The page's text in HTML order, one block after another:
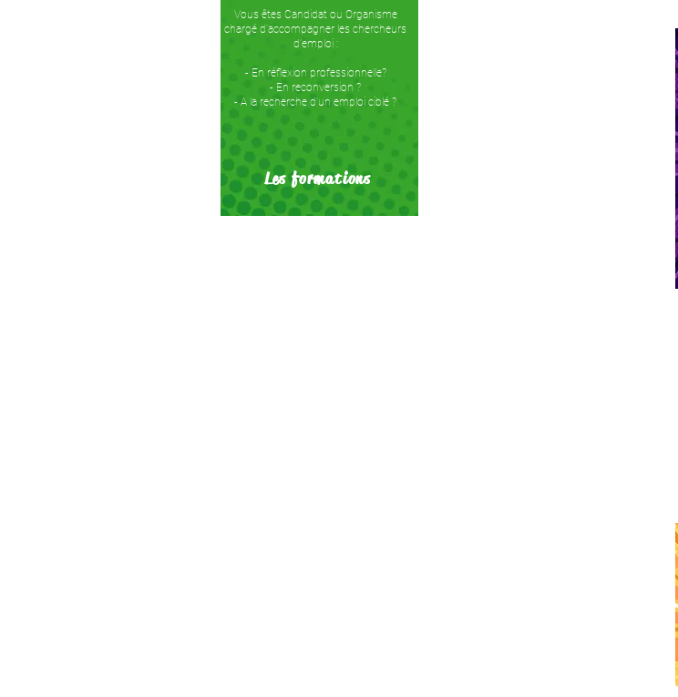
Vous êtes Candidat ou Organisme
chargé d’accompagner les chercheurs
d’emploi :​
- En réflexion professionnelle?
- En reconversion ?
- A la recherche d’un emploi ciblé ?
Les formations